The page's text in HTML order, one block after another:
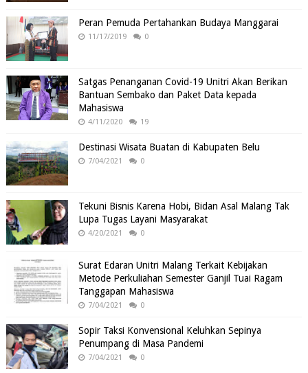
Peran Pemuda Pertahankan Budaya Manggarai
11/17/2019 0
Satgas Penanganan Covid-19 Unitri Akan Berikan
Bantuan Sembako dan Paket Data kepada
Mahasiswa
4/11/2020 19
Destinasi Wisata Buatan di Kabupaten Belu
7/04/2021 0
Tekuni Bisnis Karena Hobi, Bidan Asal Malang Tak
Lupa Tugas Layani Masyarakat
4/20/2021 0
Surat Edaran Unitri Malang Terkait Kebijakan
Metode Perkuliahan Semester Ganjil Tuai Ragam
Tanggapan Mahasiswa
7/04/2021 0
Sopir Taksi Konvensional Keluhkan Sepinya
Penumpang di Masa Pandemi
7/04/2021 0